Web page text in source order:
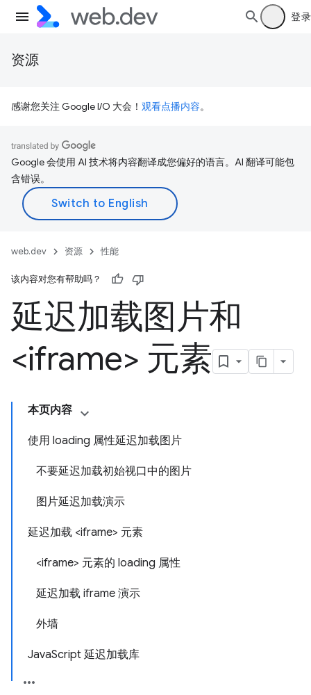
登录
资源
感谢您关注 Google I/O 大会！ 观看点播内容。
Google 会使用 AI 技术将内容翻译成您偏好的语言。AI 翻译可能包
含错误。
web.dev 资源 性能
该内容对您有帮助吗？
延迟加载图片和
<iframe> 元素
本页内容
使用 loading 属性延迟加载图片
不要延迟加载初始视口中的图片
图片延迟加载演示
延迟加载 <iframe> 元素
<iframe> 元素的 loading 属性
延迟加载 iframe 演示
外墙
JavaScript 延迟加载库